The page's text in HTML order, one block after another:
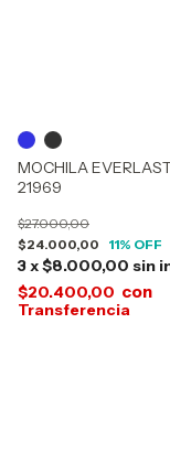
MOCHILA
21969
$24.000,00
$27.000,00
11% OFF
3x$8.000,00 sin
$20.400,00 con